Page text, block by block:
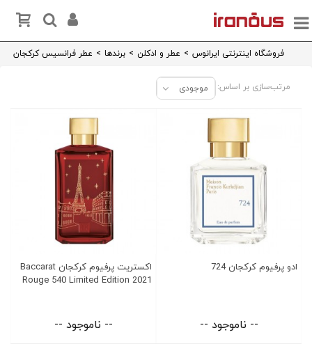
فروشگاه اینترنتی ایرانوس > عطر و ادکلن > برندها > عطر فرانسیس کرکجان
مرتب‌سازی بر اساس: موجودی
ادو پرفیوم کرکجان 724
-- ناموجود --
اکستریت پرفیوم کرکجان Baccarat
Rouge 540 Limited Edition 2021
-- ناموجود --